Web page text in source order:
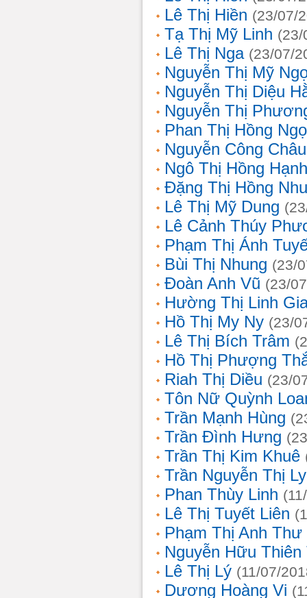
Lê Thị Hiền (23/07/
Tạ Thị Mỹ Linh (23/
Lê Thị Nga (23/07/
Nguyễn Thị Mỹ
Nguyễn Thị Diệu
Nguyễn Thị
Phan Thị Hồng
Nguyễn Công Châu
Ngô Thị Hồng Hạnh
Đặng Thị Hồng
Lê Thị Mỹ Dung
Lê Cảnh Thúy
Phạm Thị Ánh
Bùi Thị Nhung (23/
Đoàn Anh Vũ (23/
Hường Thị Linh
Hồ Thị My Ny (23/
Lê Thị Bích Trâm
Hồ Thị Phượng
Riah Thị Diều (23/
Tôn Nữ Quỳnh
Trần Mạnh Hùng
Trần Đình Hưng
Trần Thị Kim Khuê
Trần Nguyễn Thị
Phan Thùy Linh
Lê Thị Tuyết Liên
Phạm Thị Anh Thư
Nguyễn Hữu Thiên
Lê Thị Lý (11/07/
Dương Hoàng Vi